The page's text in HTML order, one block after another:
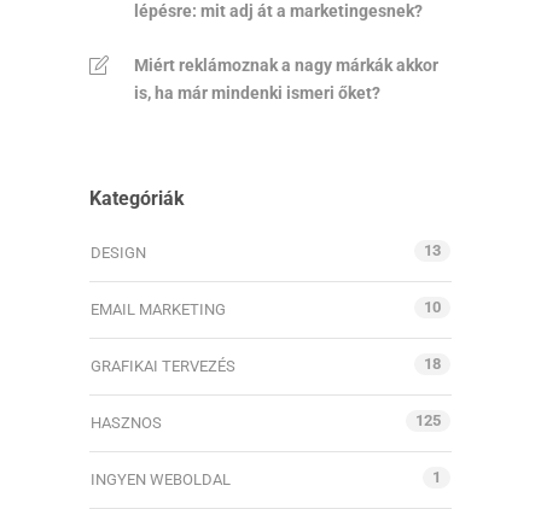
lépésre: mit adj át a marketingesnek?
Miért reklámoznak a nagy márkák akkor
is, ha már mindenki ismeri őket?
Kategóriák
DESIGN 13
EMAIL MARKETING 10
GRAFIKAI TERVEZÉS 18
HASZNOS 125
INGYEN WEBOLDAL 1